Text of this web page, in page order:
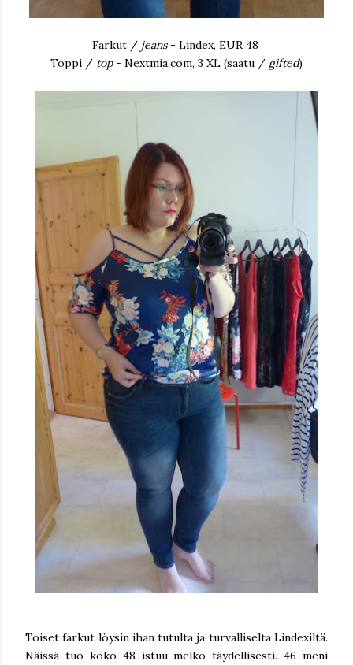
Farkut / jeans - Lindex, EUR 48
Toppi / top - Nextmia.com, 3 XL (saatu / gifted)
Toiset farkut löysin ihan tutulta ja turvalliselta Lindexiltä.
Näissä tuo koko 48 istuu melko täydellisesti. 46 meni